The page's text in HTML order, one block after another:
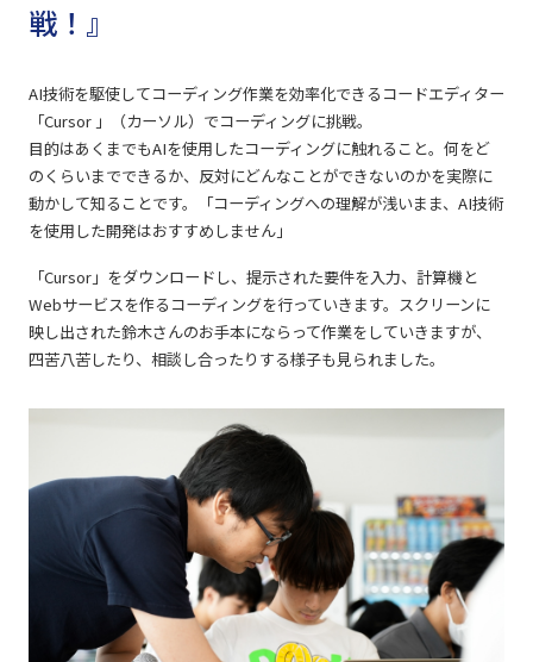
戦！』
AI技術を駆使してコーディング作業を効率化できるコードエディター
「Cursor 」（カーソル）でコーディングに挑戦。
目的はあくまでもAIを使用したコーディングに触れること。何をど
のくらいまでできるか、反対にどんなことができないのかを実際に
動かして知ることです。「コーディングへの理解が浅いまま、AI技術
を使用した開発はおすすめしません」
「Cursor」をダウンロードし、提示された要件を入力、計算機と
Webサービスを作るコーディングを行っていきます。スクリーンに
映し出された鈴木さんのお手本にならって作業をしていきますが、
四苦八苦したり、相談し合ったりする様子も見られました。